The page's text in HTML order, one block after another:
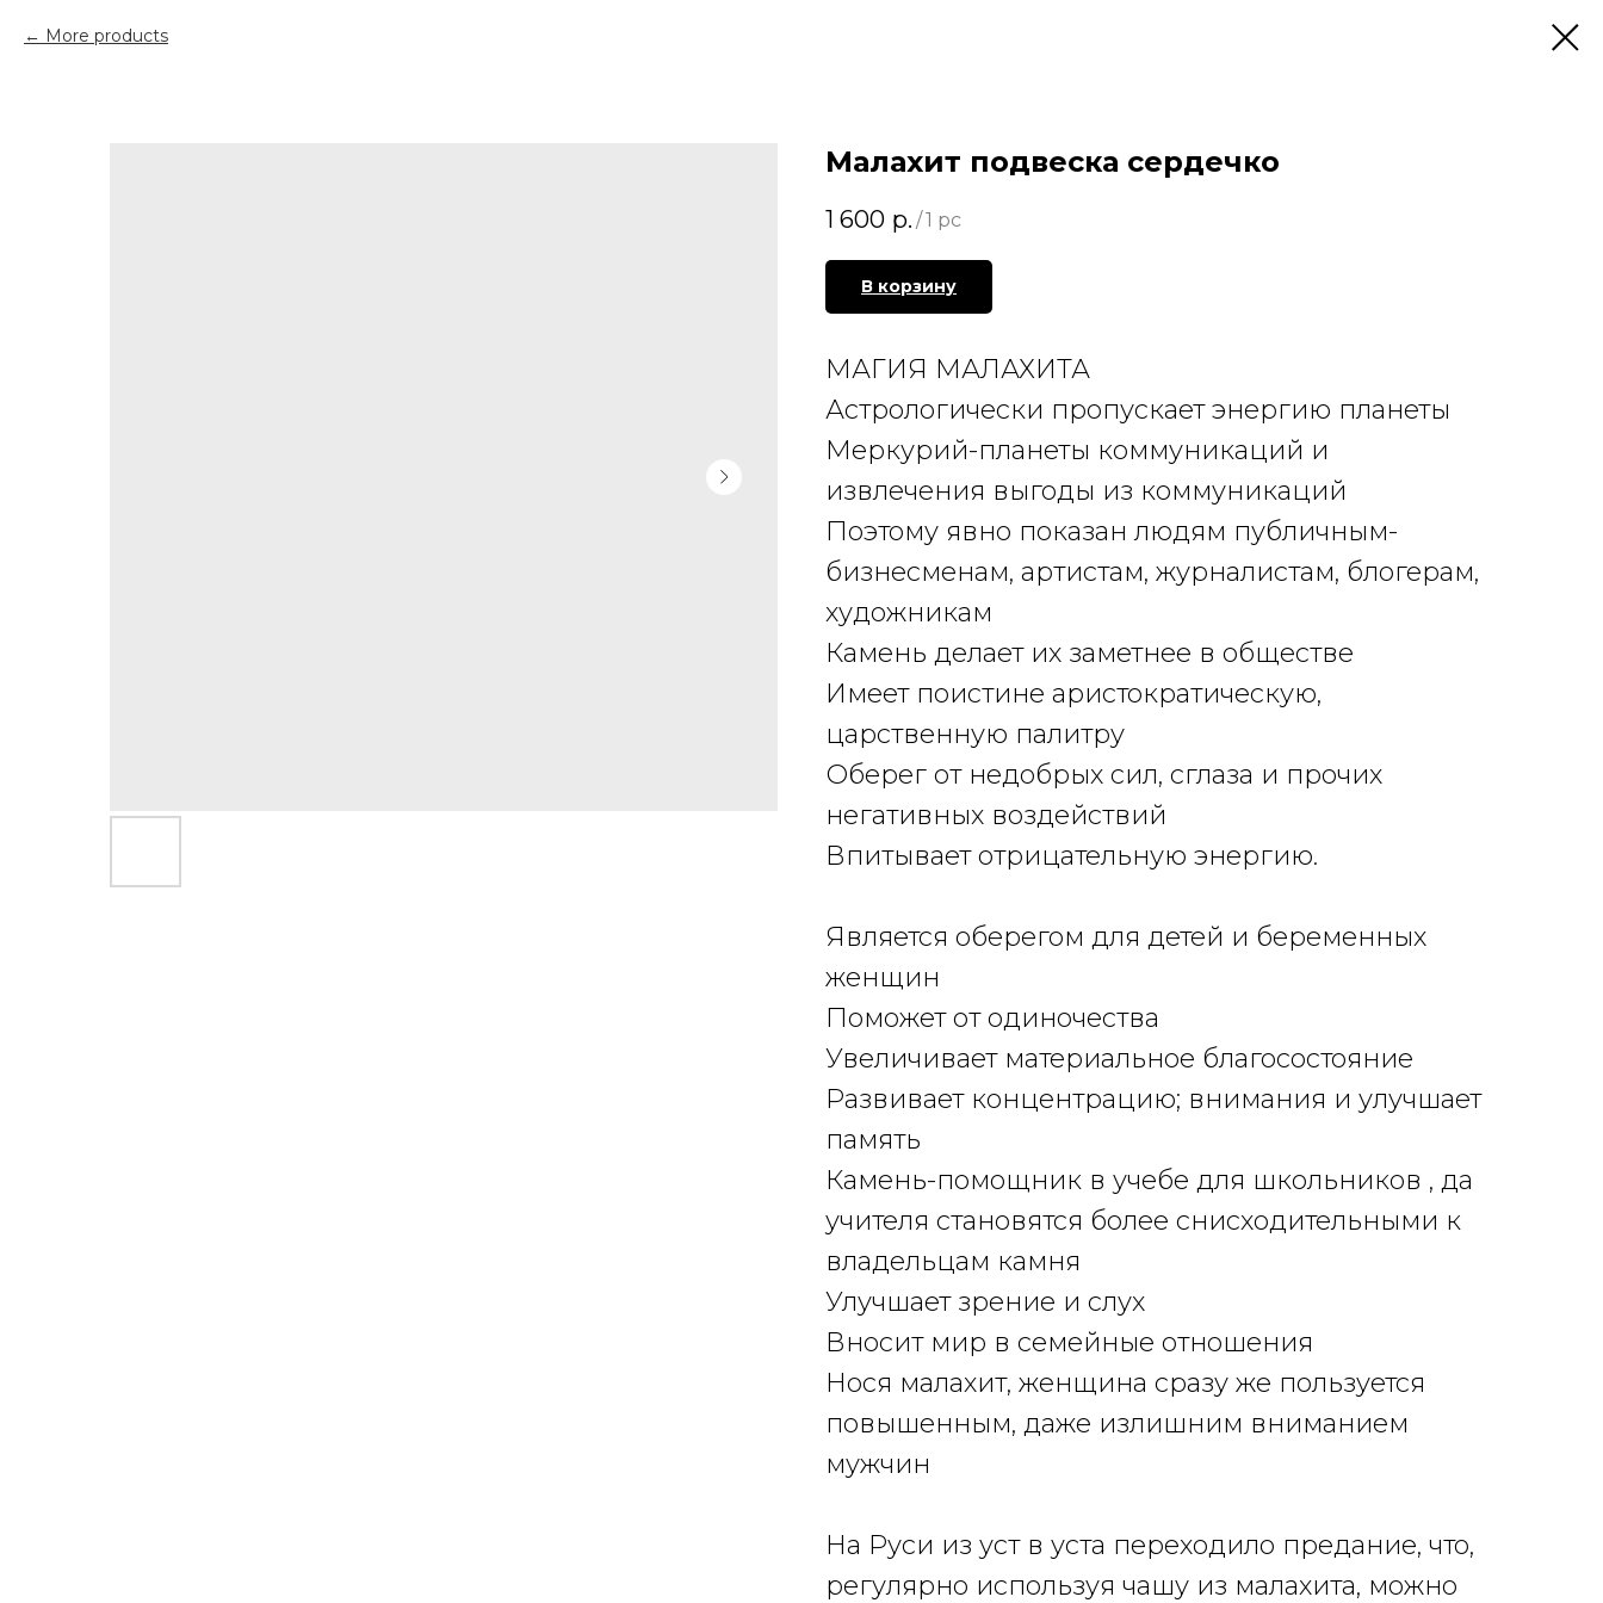
More products
Малахит подвеска сердечко
1 600 р. /1 pc
В корзину
МАГИЯ МАЛАХИТА
Астрологически пропускает энергию планеты
Меркурий-планеты коммуникаций и
извлечения выгоды из коммуникаций
Поэтому явно показан людям публичным-
бизнесменам, артистам, журналистам, блогерам,
художникам
Камень делает их заметнее в обществе
Имеет поистине аристократическую,
царственную палитру
Оберег от недобрых сил, сглаза и прочих
негативных воздействий
Впитывает отрицательную энергию.
Является оберегом для детей и беременных
женщин
Поможет от одиночества
Увеличивает материальное благосостояние
Развивает концентрацию; внимания и улучшает
память
Камень-помощник в учебе для школьников , да
учителя становятся более снисходительными к
владельцам камня
Улучшает зрение и слух
Вносит мир в семейные отношения
Нося малахит, женщина сразу же пользуется
повышенным, даже излишним вниманием
мужчин
На Руси из уст в уста переходило предание, что,
регулярно используя чашу из малахита, можно